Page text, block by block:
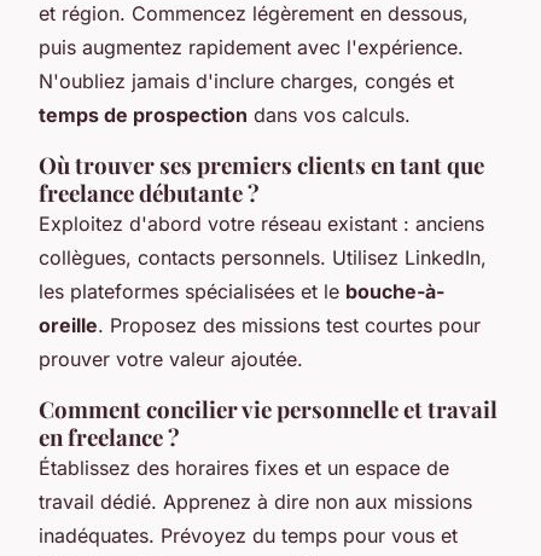
et région. Commencez légèrement en dessous,
puis augmentez rapidement avec l'expérience.
N'oubliez jamais d'inclure charges, congés et
temps de prospection dans vos calculs.
Où trouver ses premiers clients en tant que
freelance débutante ?
Exploitez d'abord votre réseau existant : anciens
collègues, contacts personnels. Utilisez LinkedIn,
les plateformes spécialisées et le bouche-à-
oreille. Proposez des missions test courtes pour
prouver votre valeur ajoutée.
Comment concilier vie personnelle et travail
en freelance ?
Établissez des horaires fixes et un espace de
travail dédié. Apprenez à dire non aux missions
inadéquates. Prévoyez du temps pour vous et